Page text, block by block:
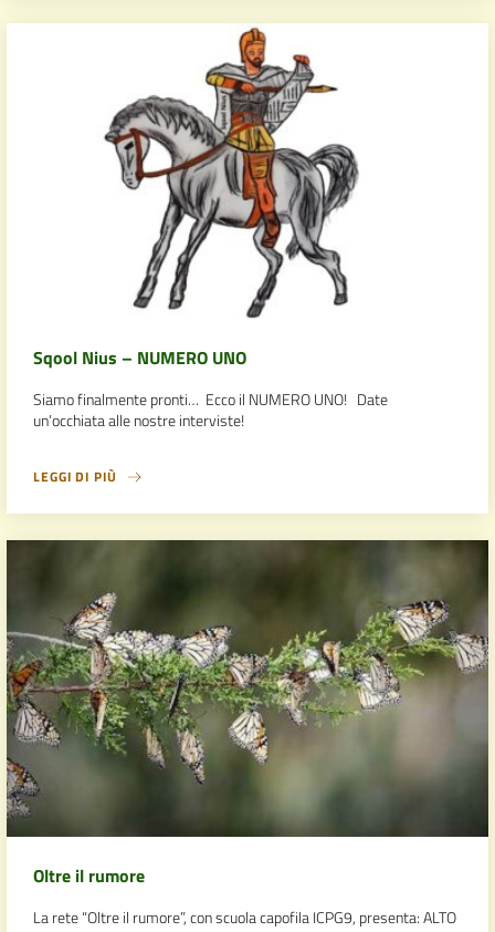
Sqool Nius – NUMERO UNO
Siamo finalmente pronti… Ecco il NUMERO UNO! Date
un’occhiata alle nostre interviste!
LEGGI DI PIÙ
Oltre il rumore
La rete “Oltre il rumore”, con scuola capofila ICPG9, presenta: ALTO